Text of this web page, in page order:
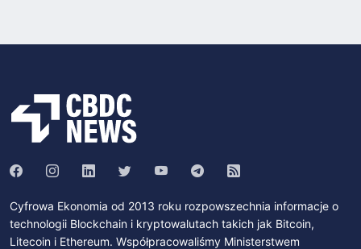
Cyfrowa Ekonomia od 2013 roku rozpowszechnia informacje o
technologii Blockchain i kryptowalutach takich jak Bitcoin,
Litecoin i Ethereum. Współpracowaliśmy Ministerstwem